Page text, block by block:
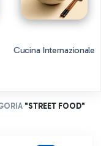
Cucina Internazionale
"STREET FOOD"